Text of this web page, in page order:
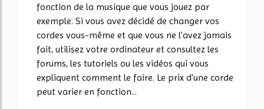
fonction de la musique que vous jouez par
exemple. Si vous avez décidé de changer vos
cordes vous-même et que vous ne l'avez jamais
fait, utilisez votre ordinateur et consultez les
forums, les tutoriels ou les vidéos qui vous
expliquent comment le faire. Le prix d'une corde
peut varier en fonction...